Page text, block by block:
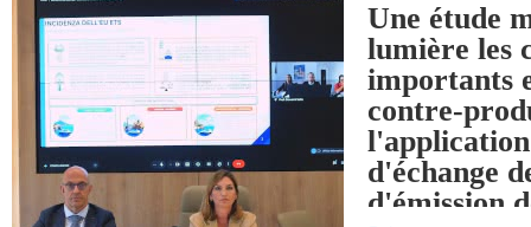
Une étude
lumière les
importants
contre-
d'échange
d'émission